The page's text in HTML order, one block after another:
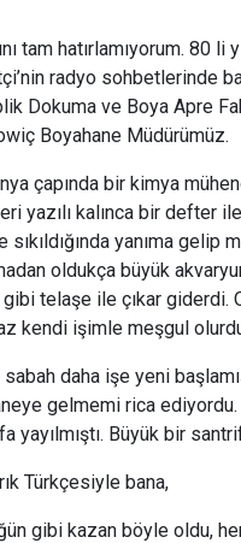
tam hatırlamıyorum. 80
radyo sohbetlerinde
Dokuma ve Boya Apre
Boyahane Müdürümüz.
çapında bir kimya
yazılı kalınca bir defter
sıkıldığında yanıma
oldukça büyük
telaşe ile çıkar giderdi.
kendi işimle meşgul
sabah daha işe yeni
gelmemi rica
yayılmıştı. Büyük bir
Türkçesiyle bana,
gibi kazan böyle oldu,